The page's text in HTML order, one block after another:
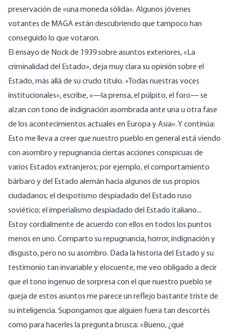
preservación de «una moneda sólida». Algunos jóvenes
votantes de MAGA están descubriendo que tampoco han
conseguido lo que votaron.
El ensayo de Nock de 1939 sobre asuntos exteriores, « La
criminalidad del Estado», deja muy clara su opinión sobre el
Estado, más allá de su crudo título. «Todas nuestras voces
institucionales», escribe, «—la prensa, el púlpito, el foro— se
alzan con tono de indignación asombrada ante una u otra fase
de los acontecimientos actuales en Europa y Asia». Y continúa:
Esto me lleva a creer que nuestro pueblo en general está viendo
con asombro y repugnancia ciertas acciones conspicuas de
varios Estados extranjeros; por ejemplo, el comportamiento
bárbaro y del Estado alemán hacia algunos de sus propios
ciudadanos; el despotismo despiadado del Estado ruso
soviético; el imperialismo despiadado del Estado italiano...
Estoy cordialmente de acuerdo con ellos en todos los puntos
menos en uno. Comparto su repugnancia, horror, indignación y
disgusto, pero no su asombro. Dada la historia del Estado y su
testimonio tan invariable y elocuente, me veo obligado a decir
que el tono ingenuo de sorpresa con el que nuestro pueblo se
queja de estos asuntos me parece un reflejo bastante triste de
su inteligencia. Supongamos que alguien fuera tan descortés
como para hacerles la pregunta brusca: «Bueno, ¿qué